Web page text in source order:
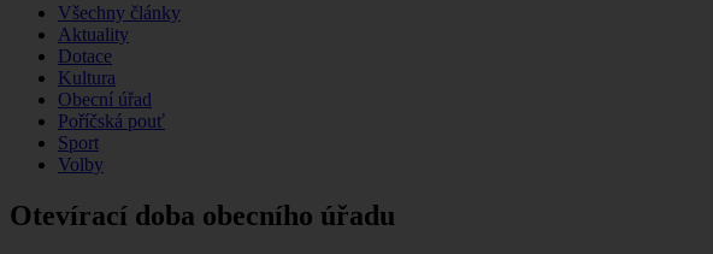
Všechny články
Aktuality
Dotace
Kultura
Obecní úřad
Poříčská pouť
Sport
Volby
Otevírací doba obecního úřadu